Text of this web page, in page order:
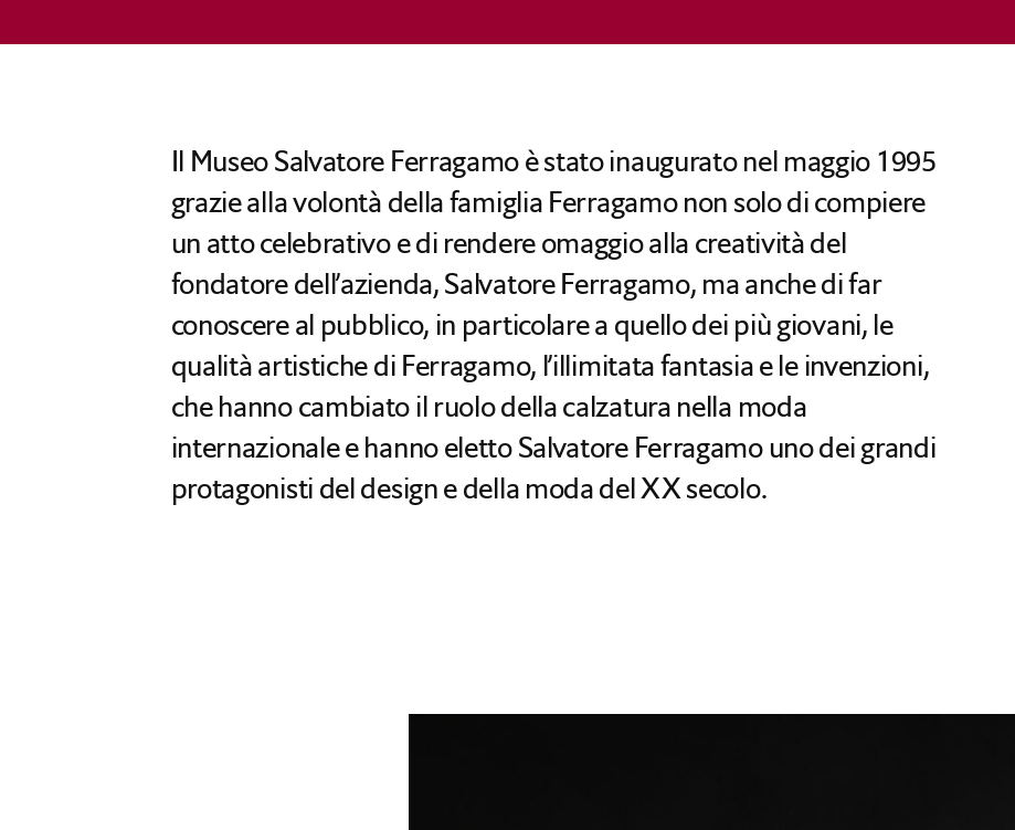
Il Museo Salvatore Ferragamo è stato inaugurato nel maggio 1995
grazie alla volontà della famiglia Ferragamo non solo di compiere
un atto celebrativo e di rendere omaggio alla creatività del
fondatore dell’azienda, Salvatore Ferragamo, ma anche di far
conoscere al pubblico, in particolare a quello dei più giovani, le
qualità artistiche di Ferragamo, l’illimitata fantasia e le invenzioni,
che hanno cambiato il ruolo della calzatura nella moda
internazionale e hanno eletto Salvatore Ferragamo uno dei grandi
protagonisti del design e della moda del XX secolo.